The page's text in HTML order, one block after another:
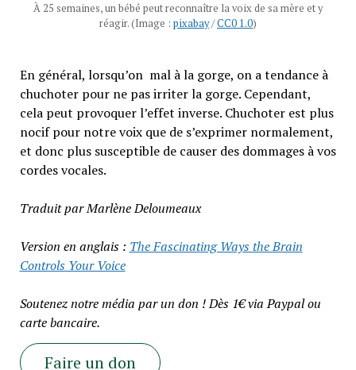
À 25 semaines, un bébé peut reconnaître la voix de sa mère et y
réagir. (Image : pixabay/CC0 1.0)
En général, lorsqu’on mal à la gorge, on a tendance à
chuchoter pour ne pas irriter la gorge. Cependant,
cela peut provoquer l’effet inverse. Chuchoter est plus
nocif pour notre voix que de s’exprimer normalement,
et donc plus susceptible de causer des dommages à vos
cordes vocales.
Traduit par Marlène Deloumeaux
Version en anglais : The Fascinating Ways the Brain
Controls Your Voice
Soutenez notre média par un don ! Dès 1€ via Paypal ou
carte bancaire.
Faire un don